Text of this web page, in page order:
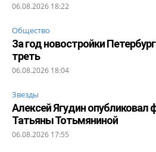
06.08.2026 18:22
Общество
За год новостройки
треть
06.08.2026 18:04
Звезды
Алексей Ягудин опубликовал
Татьяны Тотьмяниной
06.08.2026 17:55